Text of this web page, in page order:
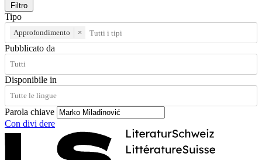
Filtro
Tipo
Approfondimento ×
Pubblicato da
Disponibile in
Parola chiave
Con divi dere